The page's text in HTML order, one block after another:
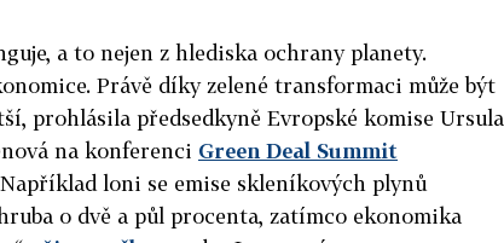
a to nejen z hlediska ochrany planety.
Právě díky zelené transformaci může být
prohlásila předsedkyně Evropské komise Ursula
na konferenci Green Deal Summit
loni se emise skleníkových plynů
o dvě a půl procenta, zatímco ekonomika